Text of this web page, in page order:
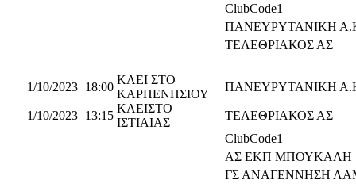
ClubCode1
ΠΑΝΕΥΡΥΤΑΝΙΚΗ
ΤΕΛΕΘΡΙΑΚΟΣ ΑΣ
1/10/2023 18:00
ΚΛΕΙ ΣΤΟ
ΚΑΡΠΕΝΗΣΙΟΥ
ΠΑΝΕΥΡΥΤΑΝΙΚΗ
1/10/2023 13:15
ΚΛΕΙΣΤΟ
ΙΣΤΙΑΙΑΣ
ΤΕΛΕΘΡΙΑΚΟΣ ΑΣ
ClubCode1
ΑΣ ΕΚΠ ΜΠΟΥΚΑΛΗ
ΓΣ ΑΝΑΓΕΝΝΗΣΗ